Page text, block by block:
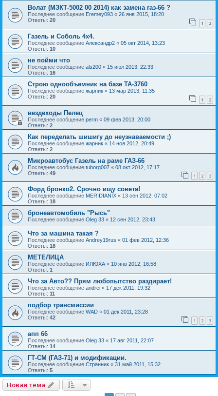
Волат (МЗКТ-5002 00 2014) как замена газ-66 ?
Последнее сообщение Eremey093 « 26 янв 2015, 18:20
Ответы: 20 1 2
Газель и Соболь 4х4.
Последнее сообщение Александр2 « 05 окт 2014, 13:23
Ответы: 10
не пойми что
Последнее сообщение als200 « 15 июл 2013, 22:33
Ответы: 16
Строю однообъемник на базе ТА-3760
Последнее сообщение жарник « 13 мар 2013, 11:35
Ответы: 20 1 2
вездеходы Пелец
Последнее сообщение perm « 09 фев 2013, 20:00
Ответы: 2
Как переделать шишигу до неузнаваемости ;)
Последнее сообщение жарник « 14 ноя 2012, 20:49
Ответы: 2
Микроавтобус Газель на раме ГАЗ-66
Последнее сообщение tuborg007 « 08 окт 2012, 17:17
Ответы: 49 1 2 3
Форд бронко2. Срочно ищу совета!
Последнее сообщение MERIDIANIX « 13 сен 2012, 07:02
Ответы: 18
бронеавтомобиль "Рысь"
Последнее сообщение Oleg 33 « 12 сен 2012, 23:43
Что за машина такая ?
Последнее сообщение Andrey19rus « 01 фев 2012, 12:36
Ответы: 18
МЕТЕЛИЦА
Последнее сообщение ИЛЮХА « 10 янв 2012, 16:58
Ответы: 1
Что за Авто?? Прям любопытство раздирает!
Последнее сообщение andrei « 17 дек 2011, 19:32
Ответы: 11
подбор трансмиссии
Последнее сообщение WAD « 01 дек 2011, 23:28
Ответы: 42 1 2 3
апп 66
Последнее сообщение Oleg 33 « 17 авг 2011, 22:07
Ответы: 14
ГТ-СМ (ГАЗ-71) и модификации.
Последнее сообщение Странник « 31 май 2011, 15:32
Ответы: 5
Новая тема